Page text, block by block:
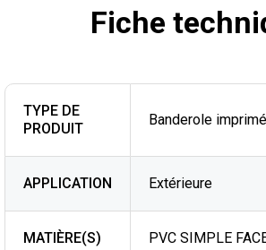
Fiche
TYPE DE
PRODUIT
Banderole
APPLICATION Extérieure
MATIÈRE(S) PVC SIMPLE